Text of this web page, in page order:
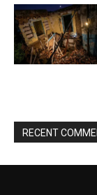
RECENT